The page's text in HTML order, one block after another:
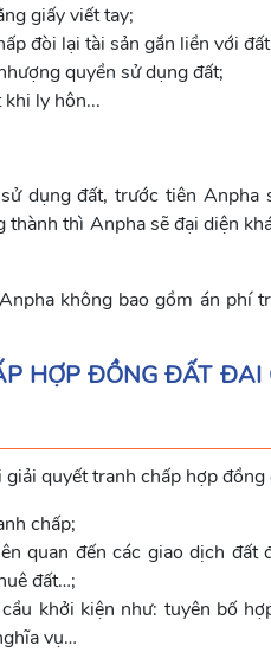
giấy viết tay;
đòi lại tài sản gắn liền với
quyền sử dụng đất;
ly hôn...
dụng đất, trước tiên Anpha
thì Anpha sẽ đại diện
không bao gồm án phí
HỢP ĐỒNG ĐẤT
quyết tranh chấp hợp đồng
chấp;
quan đến các giao dịch đất
đất…;
khởi kiện như: tuyên bố
vụ…